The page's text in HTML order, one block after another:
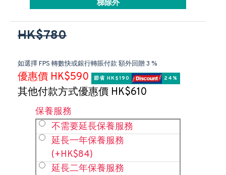
梯除外
HK$780
如選擇 FPS 轉數快或銀行轉賬付款 額外回贈 3 %
優惠價 HK$590 節省 HK$190 24%
其他付款方式優惠價 HK$610
保養服務
不需要延長保養服務
延長一年保養服務
(+HK$84)
延長二年保養服務